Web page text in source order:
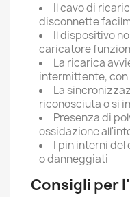
Il cavo di
disconnette
Il dispositivo
caricatore
La ricarica
intermittente,
La
riconosciuta o si
Presenza di
ossidazione
I pin interni
o danneggiati
Consigli per